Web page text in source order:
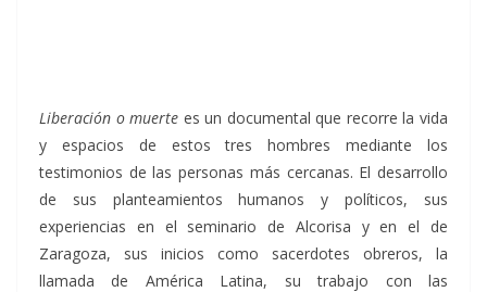
Liberación o muerte es un documental que recorre la vida
y espacios de estos tres hombres mediante los
testimonios de las personas más cercanas. El desarrollo
de sus planteamientos humanos y políticos, sus
experiencias en el seminario de Alcorisa y en el de
Zaragoza, sus inicios como sacerdotes obreros, la
llamada de América Latina, su trabajo con las